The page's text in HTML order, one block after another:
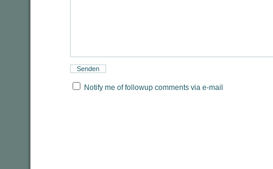
Notify me of followup comments via e-mail